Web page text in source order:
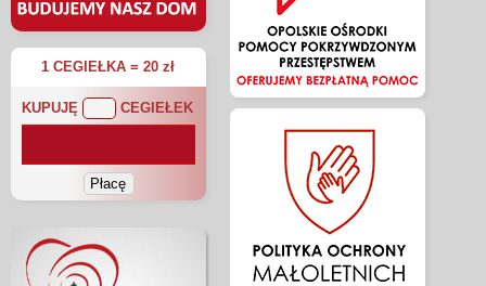
1 CEGIEŁKA = 20 zł
KUPUJĘ CEGIEŁEK